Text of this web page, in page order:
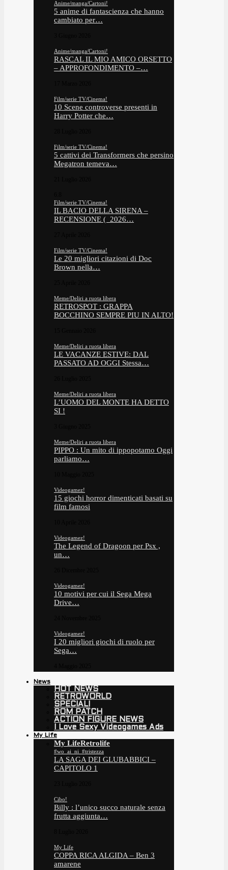
Anime/manga/Cartoni!
5 anime di fantascienza che hanno
cambiato per…
Anime/manga/Cartoni!
RASCAL IL MIO AMICO ORSETTO
– APPROFONDIMENTO –…
Film/serie TV/Cinema!
10 Scene controverse presenti in
Harry Potter che…
Film/serie TV/Cinema!
5 cattivi dei Transformers che persino
Megatron temeva…
Film/serie TV/Cinema!
IL BACIO DELLA SIRENA –
RECENSIONE ( 2026…
Film/serie TV/Cinema!
Le 20 migliori citazioni di Doc
Brown nella…
Meme/Deliri a ruota libera
RETROSPOT : GRAPPA
BOCCHINO SEMPRE PIU IN ALTO!
Meme/Deliri a ruota libera
LE VACANZE ESTIVE: DAL
PASSATO AD OGGI Stessa…
Meme/Deliri a ruota libera
L’UOMO DEL MONTE HA DETTO
SI !
Meme/Deliri a ruota libera
PIPPO : Un mito di ippopotamo Oggi
parliamo…
Videogamez!
15 giochi horror dimenticati basati su
film famosi
Videogamez!
The Legend of Dragoon per Psx ,
un…
Videogamez!
10 motivi per cui il Sega Mega
Drive…
Videogamez!
I 20 migliori giochi di ruolo per
Sega…
News
HOT NEWS
RETROWORLD
SPECIALI
ROM PATCH
ACTION FIGURE NEWS
I Love Sexy Videogames Ads
My Life
My LifeRetrolife
#wo_ai_ni_#tristezza
LA SAGA DEI GLUBABBICI –
CAPITOLO 1
Cibo!
Billy : l’unico succo naturale senza
frutta aggiunta…
My Life
COPPA RICA ALGIDA – Ben 3
amarene